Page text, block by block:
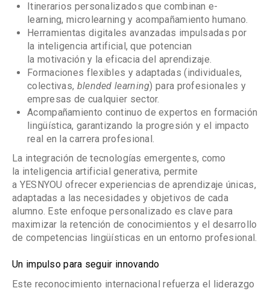
Itinerarios personalizados que combinane-
learning,microlearning y acompañamiento humano.
Herramientas digitales avanzadas impulsadas por
la inteligencia artificial , que potencian
la motivación y la eficacia del aprendizaje.
Formaciones flexibles y adaptadas (individuales,
colectivas, blended learning) para profesionales y
empresas de cualquier sector.
Acompañamiento continuo de expertos en formación
lingüística, garantizando la progresión y el impacto
real en la carrera profesional.
La integración de tecnologías emergentes, como
la inteligencia artificial generativa, permite
a YESNYOU ofrecerexperiencias de aprendizaje únicas,
adaptadas a las necesidades y objetivos de cada
alumno. Este enfoque personalizado es clave para
maximizar la retención de conocimientos y el desarrollo
de competencias lingüísticas en un entorno profesional.
Un impulso para seguir innovando
Este reconocimiento internacional refuerza el
liderazgo